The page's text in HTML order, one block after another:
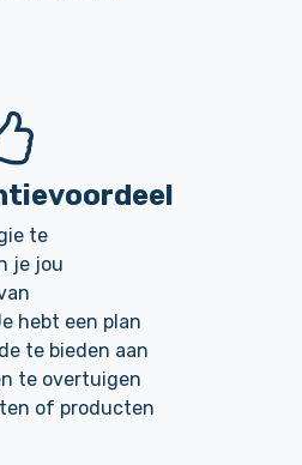
te
je jou
hebt een plan
te bieden aan
te overtuigen
of producten